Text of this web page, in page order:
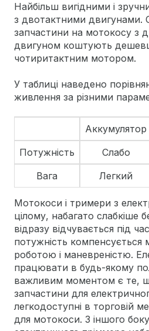
Найбільш вигідними і
з двотактними двигунами.
запчастини на мотокосу з
двигуном коштують
чотиритактним мотором.
У таблиці наведено
живлення за різними
Аккумулятор
Потужність
Слабо
Вага
Легкий
Мотокоси і тримери з
цілому, набагато слабкіше
відразу відчувається під
потужність
роботою і маневреністю.
працювати в будь-якому
важливим моментом є те,
запчастини для
легкодоступні в торговій
для мотокоси. З іншого